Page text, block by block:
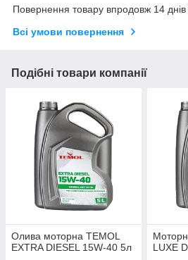
Повернення товару впродовж 14
Всі умови повернення
Подібні товари компанії
Олива моторна TEMOL
EXTRA DIESEL 15W-40 5л
LUXE